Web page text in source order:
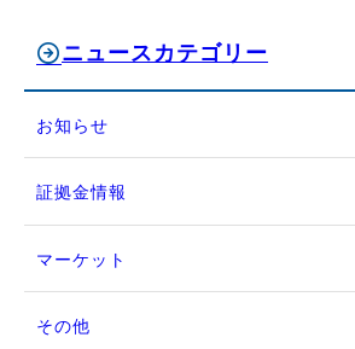
ニュースカテゴリー
お知らせ
証拠金情報
マーケット
その他